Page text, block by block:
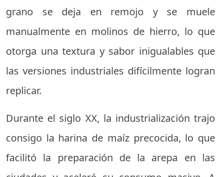
grano se deja en remojo y se muele
manualmente en molinos de hierro, lo que
otorga una textura y sabor inigualables que
las versiones industriales difícilmente logran
replicar.
Durante el siglo XX, la industrialización trajo
consigo la harina de maíz precocida, lo que
facilitó la preparación de la arepa en las